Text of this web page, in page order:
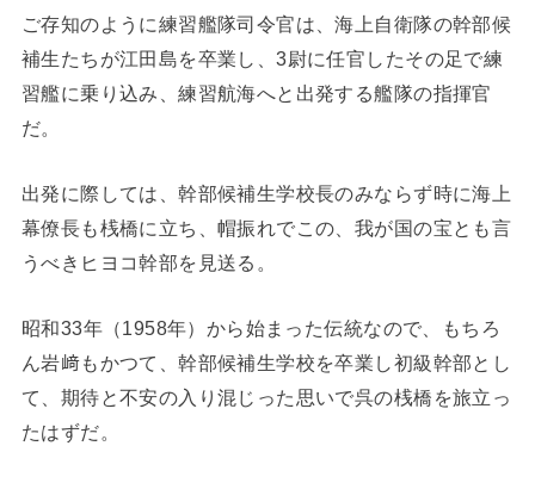
ご存知のように練習艦隊司令官は、海上自衛隊の幹部候
補生たちが江田島を卒業し、3尉に任官したその足で練
習艦に乗り込み、練習航海へと出発する艦隊の指揮官
だ。
出発に際しては、幹部候補生学校長のみならず時に海上
幕僚長も桟橋に立ち、帽振れでこの、我が国の宝とも言
うべきヒヨコ幹部を見送る。
昭和33年（1958年）から始まった伝統なので、もちろ
ん岩﨑もかつて、幹部候補生学校を卒業し初級幹部とし
て、期待と不安の入り混じった思いで呉の桟橋を旅立っ
たはずだ。